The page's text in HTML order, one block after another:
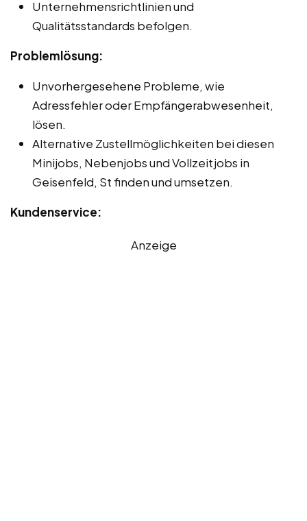
Unternehmensrichtlinien und
Qualitätsstandards befolgen.
Problemlösung:
Unvorhergesehene Probleme, wie
Adressfehler oder Empfängerabwesenheit,
lösen.
Alternative Zustellmöglichkeiten bei diesen
Minijobs, Nebenjobs und Vollzeitjobs in
Geisenfeld, St finden und umsetzen.
Kundenservice:
Anzeige